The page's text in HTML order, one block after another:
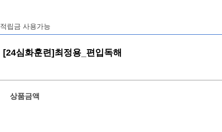
적립금 사용가능
[24심화훈련]최정용_편입독해
상품금액